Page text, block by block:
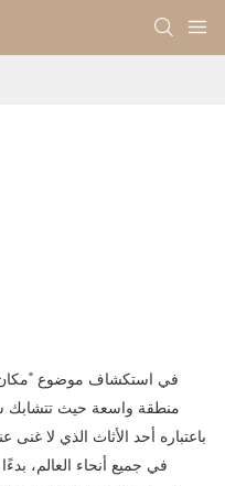
في استكشاف موضوع "مكان
منطقة واسعة حيث تتشابك
باعتباره أحد الأثاث الذي لا غنى
في جميع أنحاء العالم،